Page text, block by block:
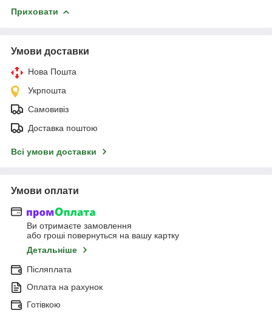
Приховати
Умови доставки
Нова Пошта
Укрпошта
Самовивіз
Доставка поштою
Всі умови доставки
Умови оплати
Ви отримаєте замовлення
або гроші повернуться на вашу картку
Детальніше
Післяплата
Оплата на рахунок
Готівкою